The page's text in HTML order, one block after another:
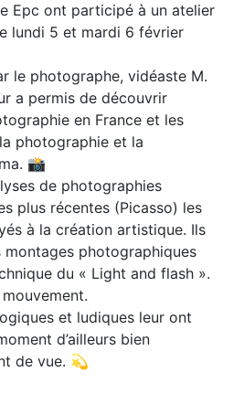
Epc ont participé à un atelier
lundi 5 et mardi 6 février
le photographe, vidéaste M.
a permis de découvrir
en France et les
photographie et la
📸
de photographies
plus récentes (Picasso) les
à la création artistique. Ils
montages photographiques
du « Light and flash ».
et ludiques leur ont
d’ailleurs bien
de vue. 💫